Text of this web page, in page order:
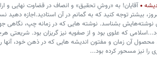
آقایان! به «روشِ تحقیق» و انصاف در قضاوت نهایی و
بیشتر توجه کنید که به گمانم در آن استادید.اجازه دهید
نوشته‌هایش بشناسد. نوشته هایی که در زمانه چپ، نگاهی
که علوی بود و از صفویه نیز گریزان بود. شریعتی
محصول آن زمان و مفتون اندیشه هایی که در ذهن خود، آنها را
را نیز مسحور کرده بود...